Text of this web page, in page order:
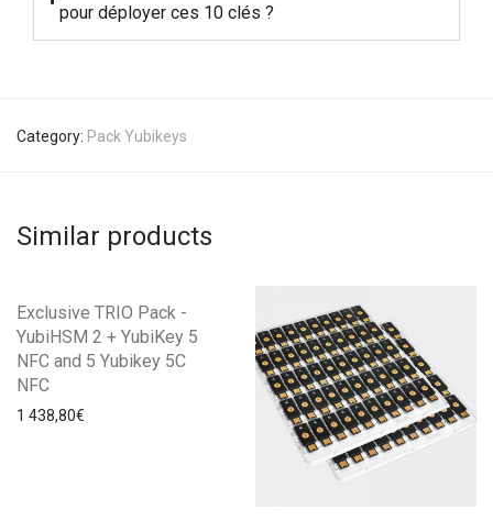
pour déployer ces 10 clés ?
Category: Pack Yubikeys
Similar products
Exclusive TRIO Pack -
YubiHSM 2 + YubiKey 5
NFC and 5 Yubikey 5C
NFC
1 438,80€